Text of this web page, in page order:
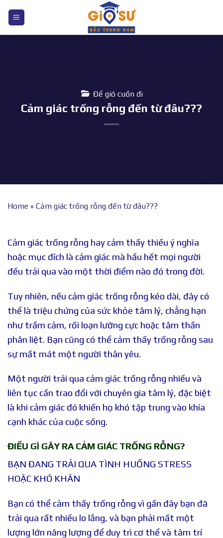
nội
Để gió cuốn đi
Cảm giác trống rỗng đến từ đâu???
Home » Cảm giác trống rỗng đến từ đâu???
Cảm giác trống rỗng hay cảm thấy thiếu ý nghĩa
hoặc mục đích là cảm giác mà hầu hết mọi người
đều trải qua vào một thời điểm nào đó trong đời.
Tuy nhiên, nếu cảm giác trống rỗng kéo dài, đây có
thể là triệu chứng của sức khỏe tâm lý, chẳng hạn
như trầm cảm, rối loạn lưỡng cực hoặc tâm thần
phân liệt. Bạn cũng có thể cảm thấy trống rỗng sau
sự mất mát một người thân yêu.
Một người trải qua cảm giác trống rỗng nhiều và
liên tục cần trao đổi với chuyên gia tâm lý, đặc biệt
là khi cảm giác đó khiến họ khó tập trung vào khía
cạnh khác của cuộc sống.
ĐIỀU GÌ GÂY RA CẢM GIÁC TRỐNG RỖNG?
BẠN ĐANG TRẢI QUA TÌNH HUỐNG STRESS
HOẶC KHÓ KHĂN
Bạn có thể cảm thấy trống rỗng vì gần đây bạn đã
trải qua rất nhiều lo lắng, và bạn phải mất một
lượng lớn năng lượng để duy trì cơ thể và tâm trí